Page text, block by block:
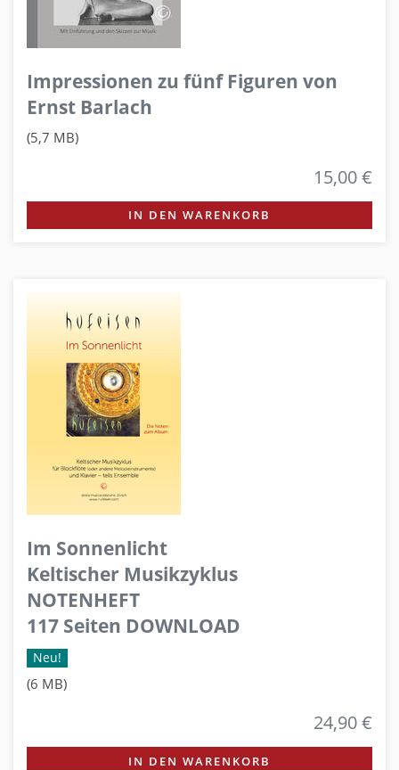
Impressionen zu fünf Figuren von
Ernst Barlach
(5,7 MB)
15,00 €
IN DEN WARENKORB
Im Sonnenlicht
Keltischer Musikzyklus
NOTENHEFT
117 Seiten DOWNLOAD
Neu!
(6 MB)
24,90 €
IN DEN WARENKORB